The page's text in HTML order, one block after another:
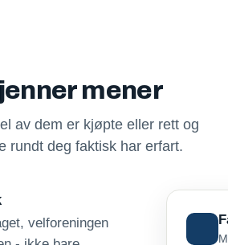
mener
av dem er kjøpte eller rett og
rundt deg faktisk har erfart.
velforeningen